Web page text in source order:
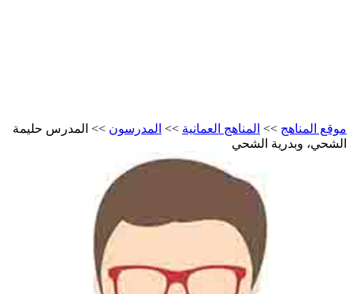
المناهج >> المناهج العمانية >> المدرسون >> المدرس حليمة
وبدرية الشحي